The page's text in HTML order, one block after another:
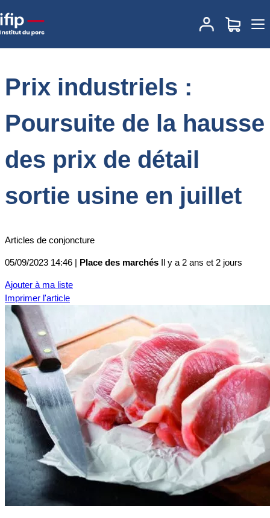
Accueil Actualités des marchés
industriels : Poursuite de la hausse des prix de détail sortie usine
Prix industriels :
Poursuite de la hausse
des prix de détail
sortie usine en juillet
Articles de conjoncture
05/09/2023 14:46 | Place des marchés Il y a 2 ans et 2 jours
Ajouter à ma liste
Imprimer l'article